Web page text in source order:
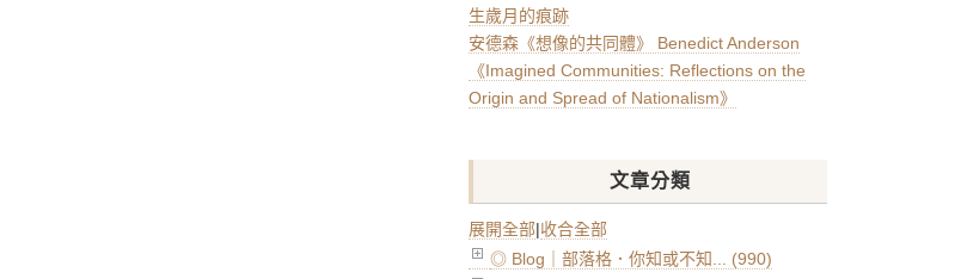
生歲月的痕跡
安德森《想像的共同體》 Benedict Anderson
《Imagined Communities: Reflections on the
Origin and Spread of Nationalism》
文章分類
展開全部|收合全部
◎ Blog｜部落格．你知或不知... (990)